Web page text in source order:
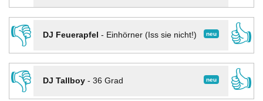
👎
neu
DJ Feuerapfel - Einhörner (Iss sie nicht!)
👍
👎
neu
DJ Tallboy- 36 Grad
👍